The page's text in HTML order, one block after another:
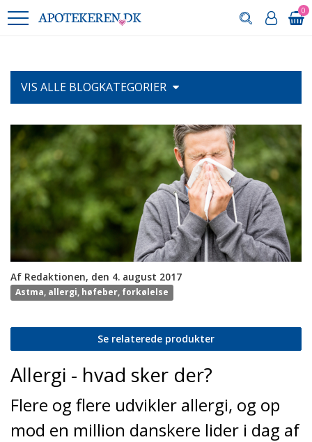
0
VIS ALLE BLOGKATEGORIER
Af Redaktionen, den 4. august 2017
Astma, allergi, høfeber, forkølelse
Se relaterede produkter
Allergi - hvad sker der?
Flere og flere udvikler allergi, og op
mod en million danskere lider i dag af